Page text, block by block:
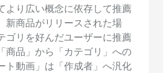
より広い概念に依存して推薦
新商品がリリースされた場
ゴリを好んだユーザーに推薦
商品」から「カテゴリ」への
ト動画」は「作成者」へ汎化